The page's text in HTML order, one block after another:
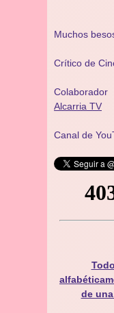
Muchos
Crítico de
Alcarria TV
Canal de
de